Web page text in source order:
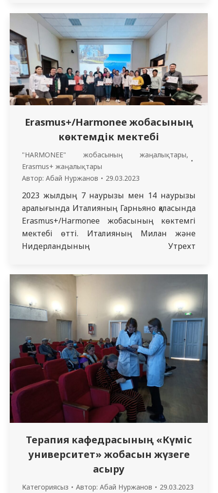
арттыру мақсатында жыл сайын өткізілетін
халықаралық шара. 27 наурызда симуляциялық
және білім беру технологиялары
кафедрасында «Күлгін күн» атты
эпилепсияға…
Erasmus+/Harmonee жобасының
көктемдік мектебі
"HARMONEE" жобасының жаңалықтары,
Erasmus+ жаңалықтары
Автор: Абай Нуржанов 29.03.2023
2023 жылдың 7 наурызы мен 14 наурызы
аралығында Италияның Гарньяно қаласында
Erasmus+/Harmonee жобасының көктемгі
мектебі өтті. Италияның Милан және
Нидерландының Утрехт
университетінен (Қазақстан, Қырғызстан,
Өзбекстан, Тәжікстан) 27 оқытушы қоршаған
орта және халық денсаулығы саласындағы
магистратура бойынша білім беру
бағдарламасын әзірлеумен жұмыс істеді.
Мектеп нәтижесінде осы білім беру
бағдарламасы аясында…
Терапия кафедрасының «Күміс
университет» жобасын жүзеге
асыру
Категориясыз Автор: Абай Нуржанов 29.03.2023